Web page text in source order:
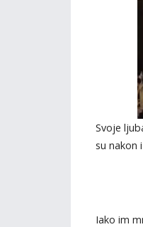
Svoje
su nakon
Iako im